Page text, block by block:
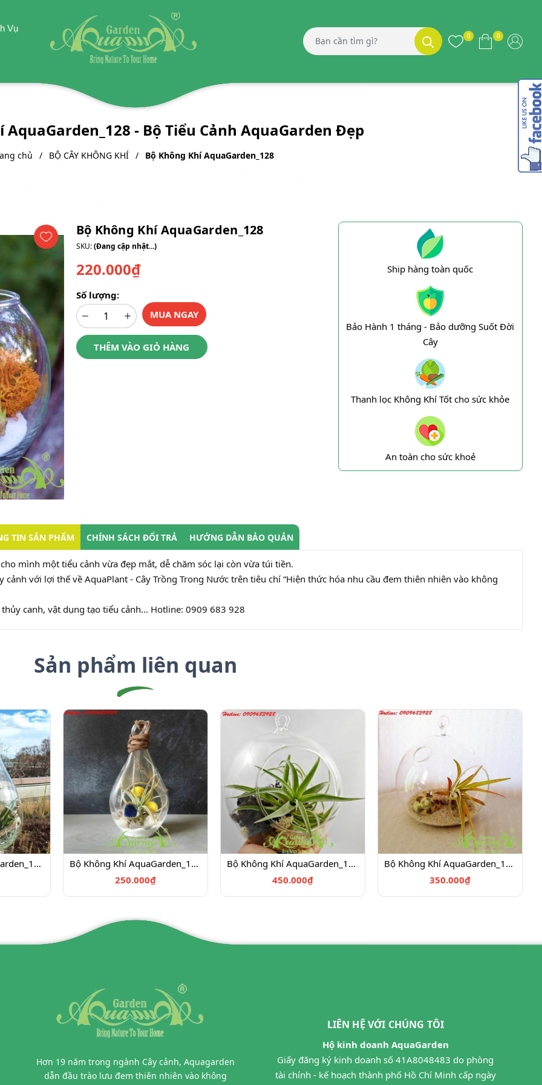
Vụ
0 0
AquaGarden_128 - Bộ Tiểu Cảnh AquaGarden Đẹp
chủ BỘ CÂY KHÔNG KHÍ Bộ Không Khí AquaGarden_128
Bộ Không Khí AquaGarden_128
SKU:(Đang cập nhật...)
220.000₫
Số lượng:
MUA NGAY
THÊM VÀO GIỎ HÀNG
Ship hàng toàn quốc
Bảo Hành 1 tháng - Bảo dưỡng Suốt Đời
Cây
Thanh lọc Không Khí Tốt cho sức khỏe
An toàn cho sức khoẻ
TIN SẢN PHẨM CHÍNH SÁCH ĐỔI TRẢ HƯỚNG DẪN BẢO QUẢN
mình một tiểu cảnh vừa đẹp mắt, dễ chăm sóc lại còn vừa túi tiền.
với lợi thế về AquaPlant - Cây Trồng Trong Nước trên tiêu chí “Hiện thức hóa nhu cầu đem thiên nhiên vào không
canh, vật dụng tạo tiểu cảnh... Hotline: 0909 683 928
Sản phẩm liên quan
Bộ Không Khí AquaGarden_101
Bộ Không Khí AquaGarden_102
250.000₫
Bộ Không Khí AquaGarden_103
450.000₫
Bộ Không Khí AquaGarden_104 - Bộ Tiểu Cảnh AquaGarden Đẹp
350.000₫
Hơn 19 năm trong ngành Cây cảnh, Aquagarden
dẫn đầu trào lưu đem thiên nhiên vào không
LIÊN HỆ VỚI CHÚNG TÔI
Hộ kinh doanh AquaGarden
Giấy đăng ký kinh doanh số 41A8048483 do phòng
tài chính - kế hoạch thành phố Hồ Chí Minh cấp ngày